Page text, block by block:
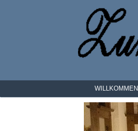
WILLKOMMEN